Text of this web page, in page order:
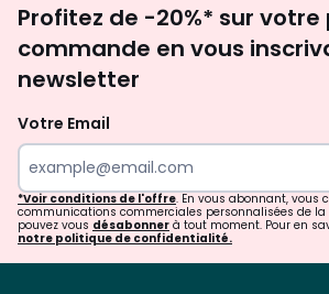
Profitez de -20%* sur
commande en vous
newsletter
Votre Email
*Voir conditions de l'offre. En vous abonnant, vous
communications commerciales personnalisées de la
pouvez vous désabonner à tout moment. Pour en
notre politique de confidentialité.